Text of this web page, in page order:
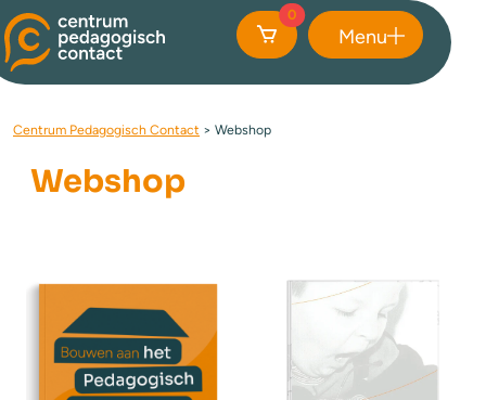
0
Menu
Centrum Pedagogisch Contact > Webshop
Webshop